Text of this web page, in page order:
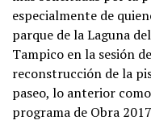
especialmente de
parque de la Laguna
Tampico en la sesión
reconstrucción de la
paseo, lo anterior
programa de Obra